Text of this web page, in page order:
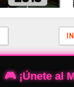
🎮 ¡Únete al